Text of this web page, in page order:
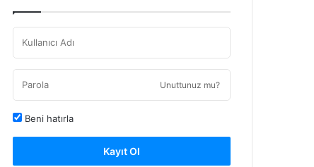
Unuttunuz mu?
Beni hatırla
Kayıt Ol